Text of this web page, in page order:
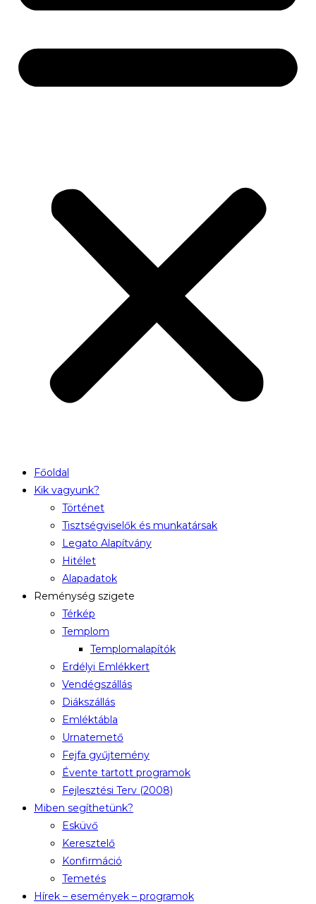
Főoldal
Kik vagyunk?
Történet
Tisztségviselők és munkatársak
Legato Alapítvány
Hitélet
Alapadatok
Reménység szigete
Térkép
Templom
Templomalapítók
Erdélyi Emlékkert
Vendégszállás
Diákszállás
Emléktábla
Urnatemető
Fejfa gyűjtemény
Évente tartott programok
Fejlesztési Terv (2008)
Miben segíthetünk?
Esküvő
Keresztelő
Konfirmáció
Temetés
Hírek – események – programok